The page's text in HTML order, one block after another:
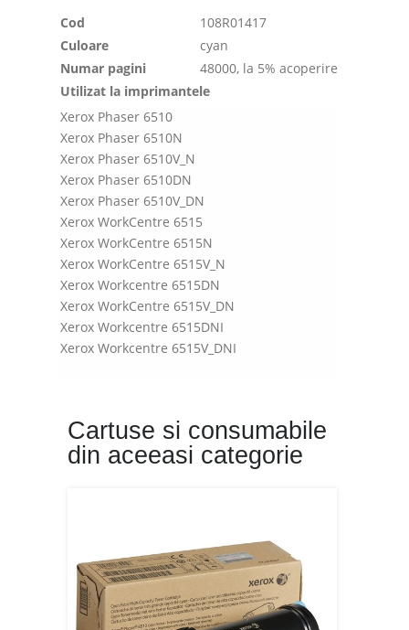
Cod
108R01417
Culoare
cyan
Numar pagini
48000, la 5% acoperire
Utilizat la imprimantele
Xerox Phaser 6510
Xerox Phaser 6510N
Xerox Phaser 6510V_N
Xerox Phaser 6510DN
Xerox Phaser 6510V_DN
Xerox WorkCentre 6515
Xerox WorkCentre 6515N
Xerox WorkCentre 6515V_N
Xerox Workcentre 6515DN
Xerox WorkCentre 6515V_DN
Xerox Workcentre 6515DNI
Xerox Workcentre 6515V_DNI
Cartuse si consumabile
din aceeasi categorie